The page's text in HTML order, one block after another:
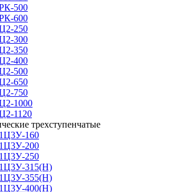
500
600
250
300
350
400
500
650
750
1000
1120
трехступенчатые
160
200
250
315(Н)
355(Н)
400(Н)